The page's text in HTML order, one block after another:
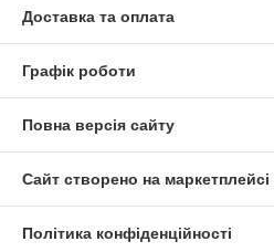
Доставка та оплата
Графік роботи
Повна версія сайту
Сайт створено на маркетплейсі
Політика конфіденційності